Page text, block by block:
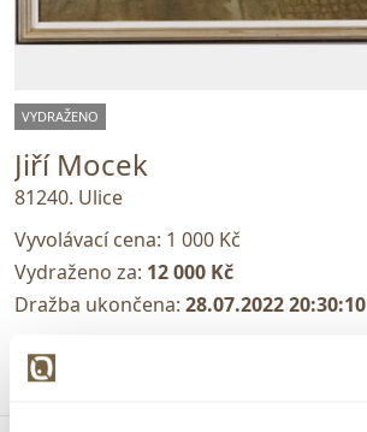
VYDRAŽENO
Jiří Mocek
81240. Ulice
Vyvolávací cena: 1 000 Kč
Vydraženo za: 12 000 Kč
Dražba ukončena: 28.07.2022 20:30:10
Detail